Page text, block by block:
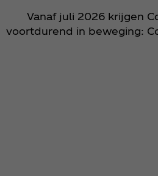
Vanaf juli 2026 krijgen
voortdurend in beweging: